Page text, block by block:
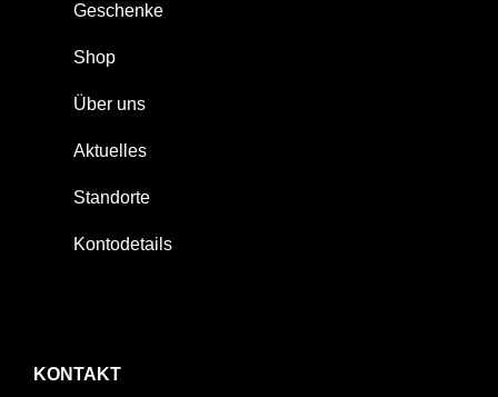
Geschenke
Shop
Über uns
Aktuelles
Standorte
Kontodetails
KONTAKT